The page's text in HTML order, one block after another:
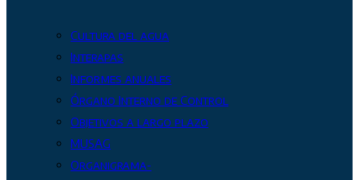
Cultura del agua
Interapas
Informes anuales
Órgano Interno de Control
Objetivos a largo plazo
MUSAG
Organigrama-